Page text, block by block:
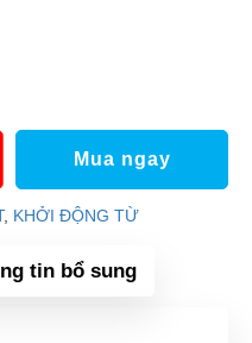
Mua ngay
, KHỞI ĐỘNG TỪ
tin bổ sung